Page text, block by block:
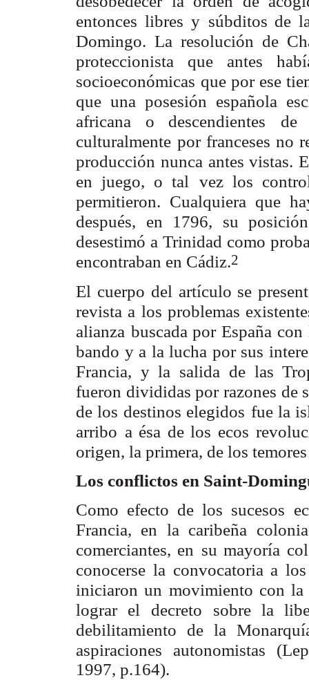
entonces libres y súbditos de
Domingo. La resolución de
proteccionista que antes
socioeconómicas que por ese
que una posesión española
africana o descendientes
de
culturalmente por franceses no
producción nunca antes vistas.
en juego, o tal vez los
permitieron. Cualquiera que
después, en 1796, su
desestimó a Trinidad como
encontraban en Cádiz.2
El cuerpo del artículo se
revista a los problemas
alianza buscada por España
bando y a la lucha por sus
Francia, y la salida de las
fueron divididas por razones de
de los destinos elegidos fue la
arribo a ésa de los ecos
origen, la primera, de los temores
Los conflictos en Saint-
Como efecto de los sucesos
Francia, en la caribeña
comerciantes, en su mayoría
conocerse la convocatoria a
iniciaron un movimiento con la
lograr el
decreto sobre la
debilitamiento de la
aspiraciones
autonomistas
1997, p.164).